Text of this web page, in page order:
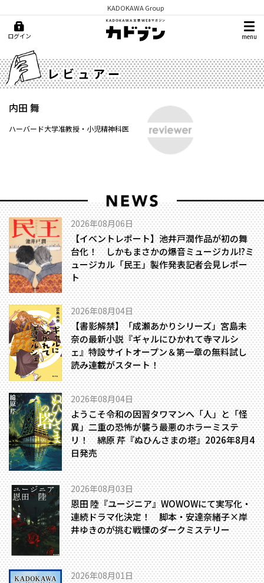
KADOKAWA Group
ログイン menu
レビュアー
内田 舞
ハーバード大学准教授・小児精神科医
2026年08月06日
【イベントレポート】池井戸潤作品が初の舞
台化！ しかもまさかの爆音ミュージカル!?――ミ
ュージカル「民王」製作発表記者会見レポー
ト
2026年08月04日
【書影解禁】「成瀬あかりシリーズ」宮島未
奈の最新小説『ギャルにひかれて寺マルシ
ェ』特設サイトオープン＆第一章の無料試し
読み連載がスタート！
2026年08月04日
ようこそ令和の因習タワマンへ――「人」と「怪
異」二重の恐怖が襲う最悪のホラーミステ
リ！ 綿原 芹『ぬひんさまの塔』2026年8月4
日発売
2026年08月03日
恩田 陸『ユージニア』WOWOWにて実写化・
連続ドラマ化決定！ 脚本・安達奈緒子×岸
井ゆきのが挑む戦慄のダークミステリー
2026年08月01日